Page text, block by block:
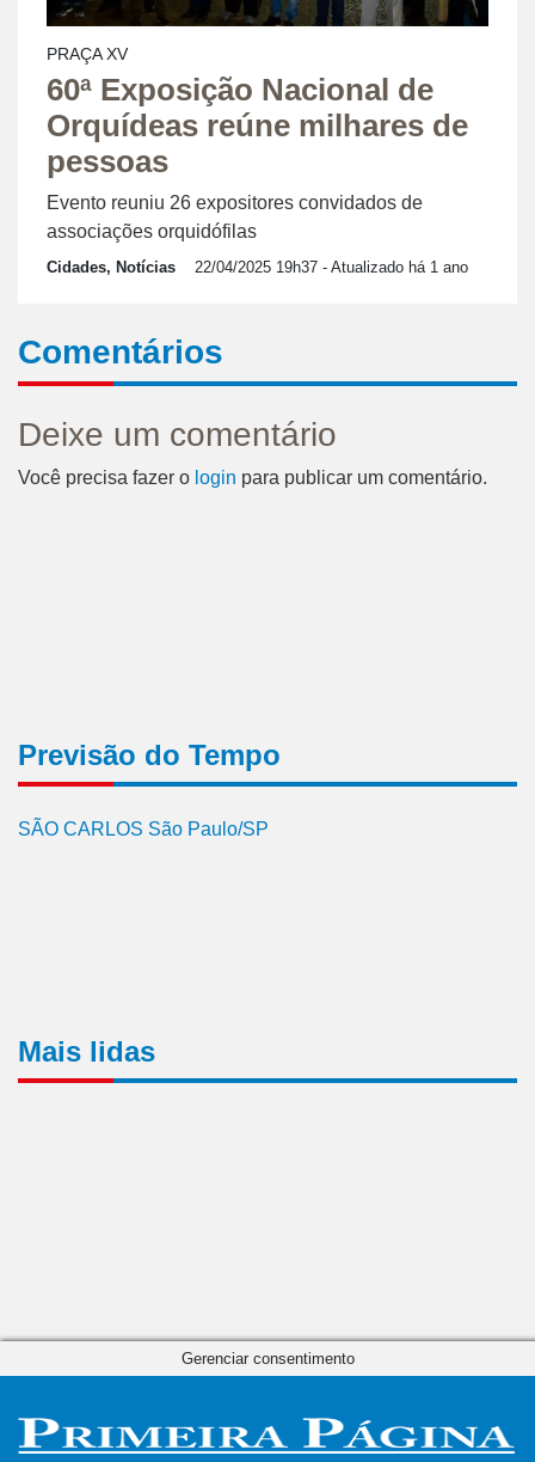
PRAÇA XV
60ª Exposição Nacional de
Orquídeas reúne milhares de
pessoas
Evento reuniu 26 expositores convidados de
associações orquidófilas
Cidades, Notícias 22/04/2025 19h37 - Atualizado há 1 ano
Comentários
Deixe um comentário
Você precisa fazer o login para publicar um comentário.
Previsão do Tempo
SÃO CARLOS São Paulo/SP
Mais lidas
Gerenciar consentimento